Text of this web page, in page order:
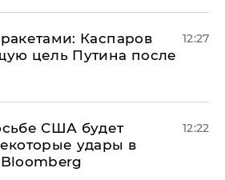
Каспаров
цель Путина после
12:27
США будет
удары в
12:22